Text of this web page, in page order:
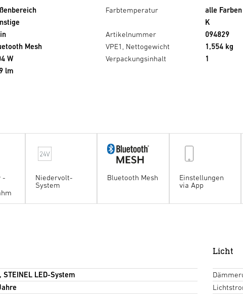
Mesh
W
lm
Farbtemperatur
alle
K
Artikelnummer
094829
VPE1, Nettogewicht
1,554 kg
Verpackungsinhalt
1
-
Niedervolt-
System
Bluetooth Mesh
Einstellungen
via App
STEINEL LED-System
Licht